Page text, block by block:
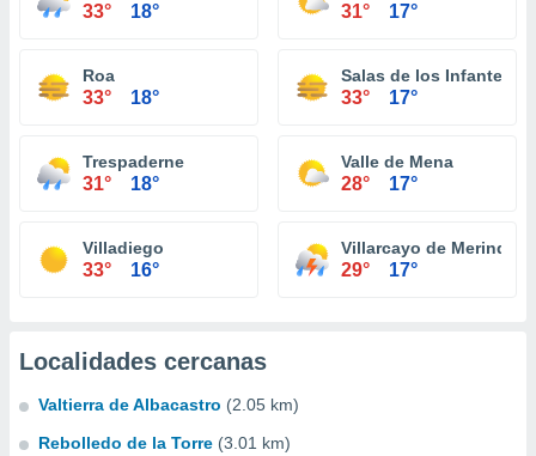
33° 18° 31° 17°
Roa
33° 18°
Salas de los Infantes
33° 17°
Trespaderne
31° 18°
Valle de Mena
28° 17°
Villadiego
33° 16°
Villarcayo de Merindad
29° 17°
Localidades cercanas
Valtierra de Albacastro (2.05 km)
Rebolledo de la Torre (3.01 km)